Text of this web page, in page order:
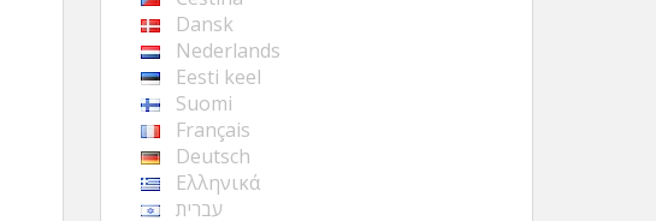
Dansk
Nederlands
Eesti keel
Suomi
Français
Deutsch
Ελληνικά
עברית